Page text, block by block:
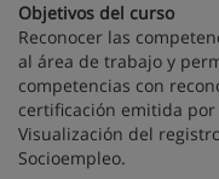
Objetivos del curso
Reconocer las
al área de trabajo y
competencias con
certificación emitida
Visualización del
Socioempleo.